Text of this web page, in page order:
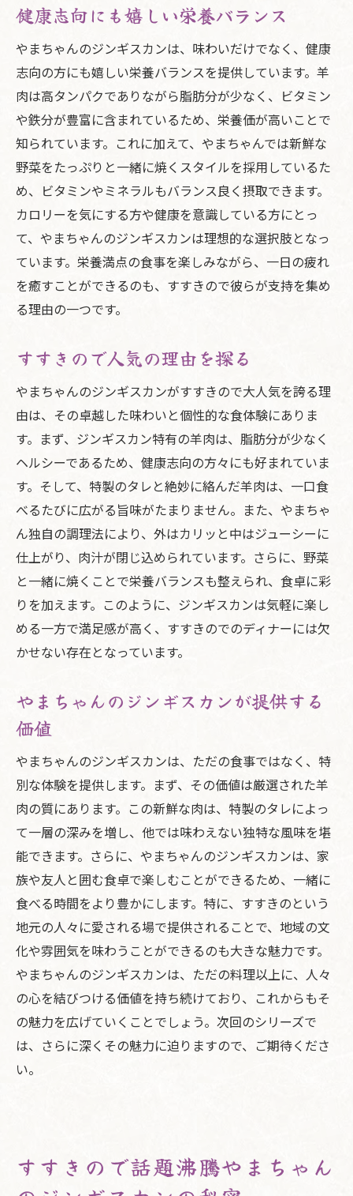
健康志向にも嬉しい栄養バランス
やまちゃんのジンギスカンは、味わいだけでなく、健康
志向の方にも嬉しい栄養バランスを提供しています。羊
肉は高タンパクでありながら脂肪分が少なく、ビタミン
や鉄分が豊富に含まれているため、栄養価が高いことで
知られています。これに加えて、やまちゃんでは新鮮な
野菜をたっぷりと一緒に焼くスタイルを採用しているた
め、ビタミンやミネラルもバランス良く摂取できます。
カロリーを気にする方や健康を意識している方にとっ
て、やまちゃんのジンギスカンは理想的な選択肢となっ
ています。栄養満点の食事を楽しみながら、一日の疲れ
を癒すことができるのも、すすきので彼らが支持を集め
る理由の一つです。
すすきので人気の理由を探る
やまちゃんのジンギスカンがすすきので大人気を誇る理
由は、その卓越した味わいと個性的な食体験にありま
す。まず、ジンギスカン特有の羊肉は、脂肪分が少なく
ヘルシーであるため、健康志向の方々にも好まれていま
す。そして、特製のタレと絶妙に絡んだ羊肉は、一口食
べるたびに広がる旨味がたまりません。また、やまちゃ
ん独自の調理法により、外はカリッと中はジューシーに
仕上がり、肉汁が閉じ込められています。さらに、野菜
と一緒に焼くことで栄養バランスも整えられ、食卓に彩
りを加えます。このように、ジンギスカンは気軽に楽し
める一方で満足感が高く、すすきのでのディナーには欠
かせない存在となっています。
やまちゃんのジンギスカンが提供する
価値
やまちゃんのジンギスカンは、ただの食事ではなく、特
別な体験を提供します。まず、その価値は厳選された羊
肉の質にあります。この新鮮な肉は、特製のタレによっ
て一層の深みを増し、他では味わえない独特な風味を堪
能できます。さらに、やまちゃんのジンギスカンは、家
族や友人と囲む食卓で楽しむことができるため、一緒に
食べる時間をより豊かにします。特に、すすきのという
地元の人々に愛される場で提供されることで、地域の文
化や雰囲気を味わうことができるのも大きな魅力です。
やまちゃんのジンギスカンは、ただの料理以上に、人々
の心を結びつける価値を持ち続けており、これからもそ
の魅力を広げていくことでしょう。次回のシリーズで
は、さらに深くその魅力に迫りますので、ご期待くださ
い。
すすきので話題沸騰やまちゃん